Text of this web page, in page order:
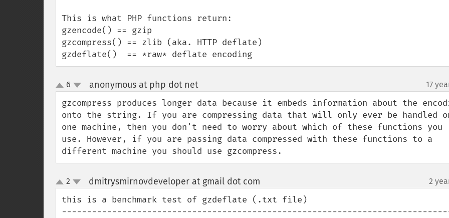
This is what PHP functions return:
gzencode() == gzip
gzcompress() == zlib (aka. HTTP deflate)
gzdeflate()  == *raw* deflate encoding
up
down
6 anonymous at php dot net¶ 17
gzcompress produces longer data because it embeds information about the
onto the string. If you are compressing data that will only ever be handled
one machine, then you don't need to worry about which of these functions you
use. However, if you are passing data compressed with these functions to a
different machine you should use gzcompress.
up
down
2 dmitrysmirnovdeveloper at gmail dot com 2
this is a benchmark test of gzdeflate (.txt file)